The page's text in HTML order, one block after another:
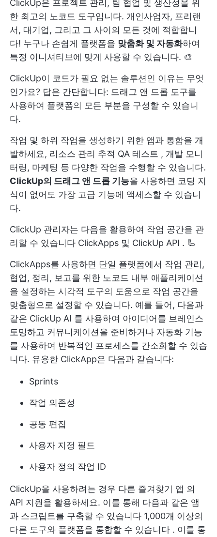
ClickUp은 프로젝트 관리, 팀 협업 및 생산성을 위
한 최고의 노코드 도구입니다. 개인사업자, 프리랜
서, 대기업, 그리고 그 사이의 모든 것에 적합합니
다! 누구나 손쉽게 플랫폼을 맞춤화 및 자동화하여
특정 이니셔티브에 맞게 사용할 수 있습니다. 🎨
ClickUp이 코드가 필요 없는 솔루션인 이유는 무엇
인가요? 답은 간단합니다: 드래그 앤 드롭 도구를
사용하여 플랫폼의 모든 부분을 구성할 수 있습니
다.
작업 및 하위 작업을 생성하기 위한 앱과 통합을 개
발하세요, 리소스 관리 추적 QA 테스트 , 개발 모니
터링, 마케팅 등 다양한 작업을 수행할 수 있습니다.
ClickUp의 드래그 앤 드롭 기능을 사용하면 코딩 지
식이 없어도 가장 고급 기능에 액세스할 수 있습니
다.
ClickUp 관리자는 다음을 활용하여 작업 공간을 관
리할 수 있습니다 ClickApps 및 ClickUp API . 🦾
ClickApps를 사용하면 단일 플랫폼에서 작업 관리,
협업, 정리, 보고를 위한 노코드 내부 애플리케이션
을 설정하는 시각적 도구의 도움으로 작업 공간을
맞춤형으로 설정할 수 있습니다. 예를 들어, 다음과
같은 ClickUp AI 를 사용하여 아이디어를 브레인스
토밍하고 커뮤니케이션을 준비하거나 자동화 기능
를 사용하여 반복적인 프로세스를 간소화할 수 있습
니다. 유용한 ClickApp은 다음과 같습니다:
Sprints
작업 의존성
공동 편집
사용자 지정 필드
사용자 정의 작업 ID
ClickUp을 사용하려는 경우 다른 즐겨찾기 앱 의
API 지원을 활용하세요. 이를 통해 다음과 같은 앱
과 스크립트를 구축할 수 있습니다 1,000개 이상의
다른 도구와 플랫폼을 통합할 수 있습니다 . 이를 통